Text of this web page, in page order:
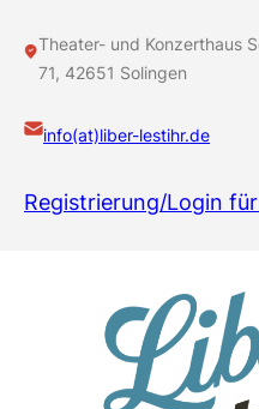
Theater- und Konzerthaus
71, 42651 Solingen
info(at)liber-lestihr.de
Registrierung/Login